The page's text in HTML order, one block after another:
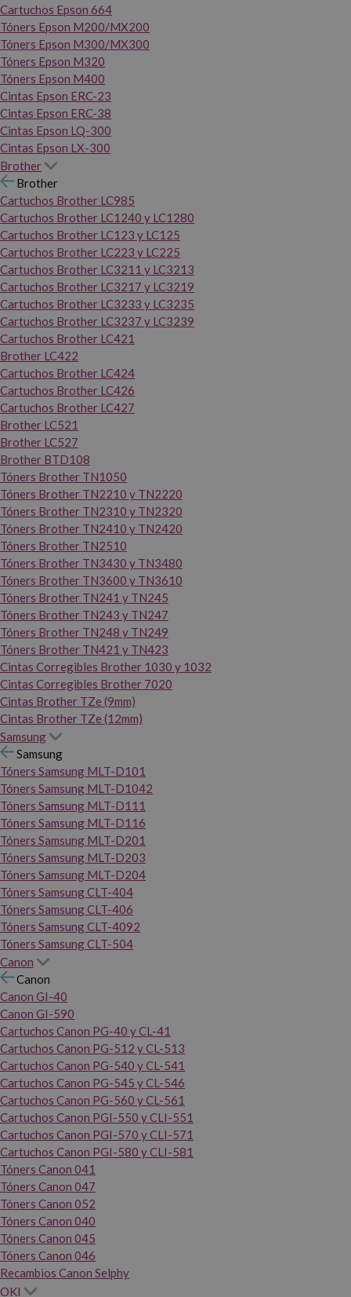
Cartuchos Epson 664
Tóners Epson M200/MX200
Tóners Epson M300/MX300
Tóners Epson M320
Tóners Epson M400
Cintas Epson ERC-23
Cintas Epson ERC-38
Cintas Epson LQ-300
Cintas Epson LX-300
Brother
Brother
Cartuchos Brother LC985
Cartuchos Brother LC1240 y LC1280
Cartuchos Brother LC123 y LC125
Cartuchos Brother LC223 y LC225
Cartuchos Brother LC3211 y LC3213
Cartuchos Brother LC3217 y LC3219
Cartuchos Brother LC3233 y LC3235
Cartuchos Brother LC3237 y LC3239
Cartuchos Brother LC421
Brother LC422
Cartuchos Brother LC424
Cartuchos Brother LC426
Cartuchos Brother LC427
Brother LC521
Brother LC527
Brother BTD108
Tóners Brother TN1050
Tóners Brother TN2210 y TN2220
Tóners Brother TN2310 y TN2320
Tóners Brother TN2410 y TN2420
Tóners Brother TN2510
Tóners Brother TN3430 y TN3480
Tóners Brother TN3600 y TN3610
Tóners Brother TN241 y TN245
Tóners Brother TN243 y TN247
Tóners Brother TN248 y TN249
Tóners Brother TN421 y TN423
Cintas Corregibles Brother 1030 y 1032
Cintas Corregibles Brother 7020
Cintas Brother TZe (9mm)
Cintas Brother TZe (12mm)
Samsung
Samsung
Tóners Samsung MLT-D101
Tóners Samsung MLT-D1042
Tóners Samsung MLT-D111
Tóners Samsung MLT-D116
Tóners Samsung MLT-D201
Tóners Samsung MLT-D203
Tóners Samsung MLT-D204
Tóners Samsung CLT-404
Tóners Samsung CLT-406
Tóners Samsung CLT-4092
Tóners Samsung CLT-504
Canon
Canon
Canon GI-40
Canon GI-590
Cartuchos Canon PG-40 y CL-41
Cartuchos Canon PG-512 y CL-513
Cartuchos Canon PG-540 y CL-541
Cartuchos Canon PG-545 y CL-546
Cartuchos Canon PG-560 y CL-561
Cartuchos Canon PGI-550 y CLI-551
Cartuchos Canon PGI-570 y CLI-571
Cartuchos Canon PGI-580 y CLI-581
Tóners Canon 041
Tóners Canon 047
Tóners Canon 052
Tóners Canon 040
Tóners Canon 045
Tóners Canon 046
Recambios Canon Selphy
OKI